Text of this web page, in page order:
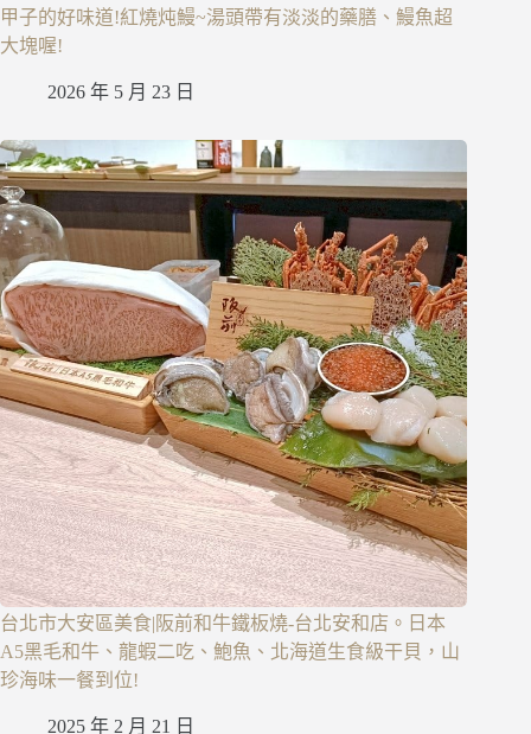
甲子的好味道!紅燒炖鰻~湯頭帶有淡淡的藥膳、鰻魚超
大塊喔!
2026 年 5 月 23 日
台北市大安區美食|阪前和牛鐵板燒-台北安和店。日本
A5黑毛和牛、龍蝦二吃、鮑魚、北海道生食級干貝，山
珍海味一餐到位!
2025 年 2 月 21 日